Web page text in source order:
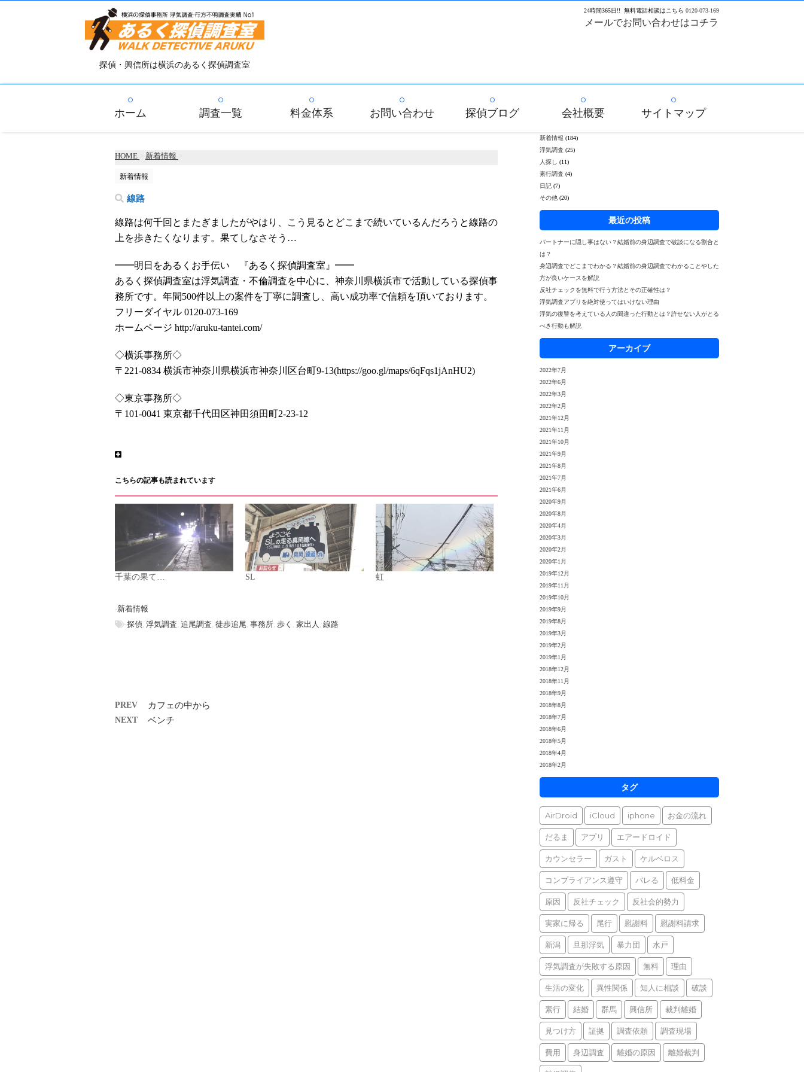
探偵・興信所は横浜のあるく探偵調査室
24時間365日!! 無料電話相談はこちら 0120-073-169
メールでお問い合わせはコチラ
ホーム 調査一覧 料金体系 お問い合わせ 探偵ブログ 会社概要 サイトマップ
HOME 新着情報
新着情報
線路
線路は何千回とまたぎましたがやはり、こう見るとどこまで続いているんだろうと線路の
上を歩きたくなります。果てしなさそう…
━━明日をあるくお手伝い 『あるく探偵調査室』━━
あるく探偵調査室は浮気調査・不倫調査を中心に、神奈川県横浜市で活動している探偵事
務所です。年間500件以上の案件を丁寧に調査し、高い成功率で信頼を頂いております。
フリーダイヤル 0120-073-169
ホームページ http://aruku-tantei.com/
◇横浜事務所◇
〒221-0834 横浜市神奈川県横浜市神奈川区台町9-13(https://goo.gl/maps/6qFqs1jAnHU2)
◇東京事務所◇
〒101-0041 東京都千代田区神田須田町2-23-12
こちらの記事も読まれています
千葉の果て… SL 虹
-新着情報
-探偵, 浮気調査, 追尾調査, 徒歩追尾, 事務所, 歩く , 家出人 , 線路
PREV カフェの中から
NEXT ベンチ
新着情報 (184)
浮気調査 (25)
人探し
(11)
素行調査 (4)
日記 (7)
その他 (20)
最近の投稿
パートナーに隠し事はない？結婚前の身辺調査で破談になる割合と
は？
身辺調査でどこまでわかる？結婚前の身辺調査でわかることやした
方が良いケースを解説
反社チェックを無料で行う方法とその正確性は？
浮気調査アプリを絶対使ってはいけない理由
浮気の復讐を考えている人の間違った行動とは？許せない人がとる
べき行動も解説
アーカイブ
2022年7月
2022年6月
2022年3月
2022年2月
2021年12月
2021年11月
2021年10月
2021年9月
2021年8月
2021年7月
2021年6月
2020年9月
2020年8月
2020年4月
2020年3月
2020年2月
2020年1月
2019年12月
2019年11月
2019年10月
2019年9月
2019年8月
2019年3月
2019年2月
2019年1月
2018年12月
2018年11月
2018年9月
2018年8月
2018年7月
2018年6月
2018年5月
2018年4月
2018年2月
タグ
AirDroid iCloud iphone お金の流れ
だるま アプリ エアードロイド
カウンセラー ガスト ケルベロス
コンプライアンス遵守 バレる 低料金
原因 反社チェック 反社会的勢力
実家に帰る 尾行 慰謝料 慰謝料請求
新潟 旦那浮気 暴力団 水戸
浮気調査が失敗する原因 無料 理由
生活の変化 異性関係 知人に相談 破談
素行 結婚 群馬 興信所 裁判離婚
見つけ方 証拠 調査依頼 調査現場
費用 身辺調査 離婚の原因 離婚裁判